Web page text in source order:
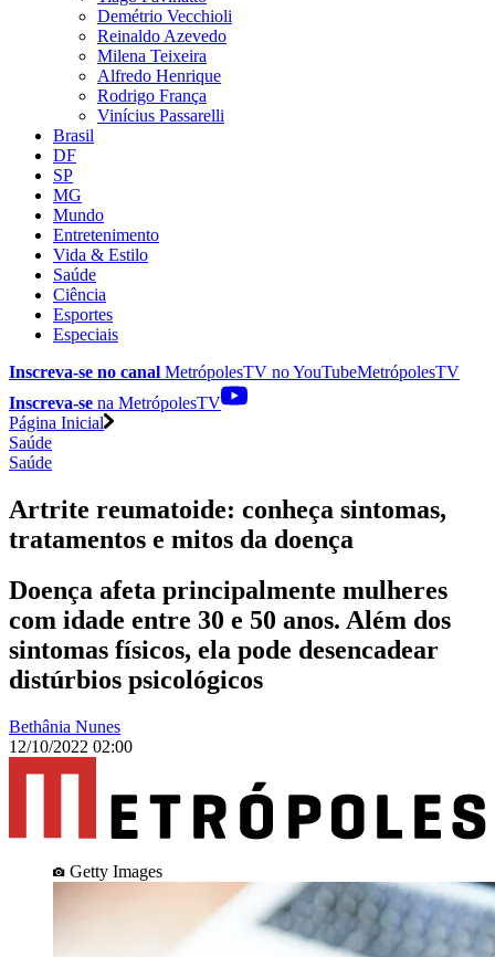
Demétrio Vecchioli
Reinaldo Azevedo
Milena Teixeira
Alfredo Henrique
Rodrigo França
Vinícius Passarelli
Brasil
DF
SP
MG
Mundo
Entretenimento
Vida & Estilo
Saúde
Ciência
Esportes
Especiais
Inscreva-se no canal MetrópolesTV noYouTubeMetrópolesTV
Inscreva-se na MetrópolesTV
Página Inicial
Saúde
Saúde
Artrite reumatoide: conheça sintomas,
tratamentos e mitos da doença
Doença afeta principalmente mulheres
com idade entre 30 e 50 anos. Além dos
sintomas físicos, ela pode desencadear
distúrbios psicológicos
Bethânia Nunes
12/10/2022 02:00
Getty Images